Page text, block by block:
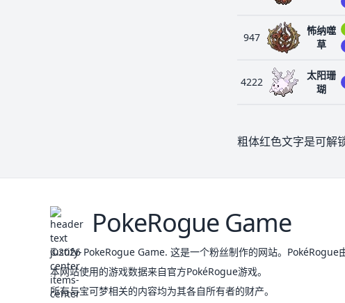
947
怖纳噬
草
4222
太阳珊
瑚
粗体红色文字是可解
PokeRogue Game
©2026 PokeRogue Game. 这是一个粉丝制作的网站。PokéRogue
本网站使用的游戏数据来自官方PokéRogue游戏。
所有与宝可梦相关的内容均为其各自所有者的财产。